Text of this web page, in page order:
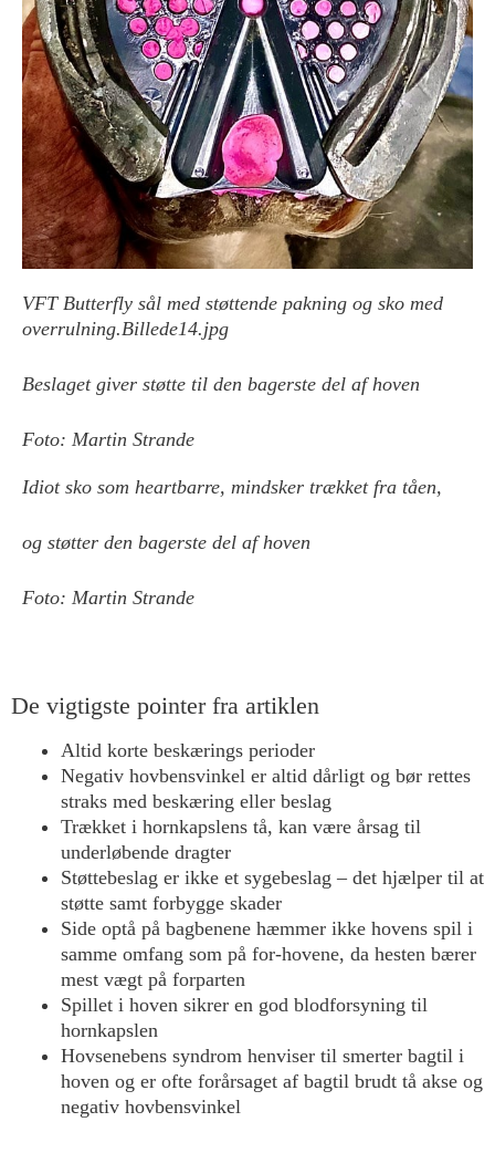
VFT Butterfly sål med støttende pakning og sko med
overrulning.Billede14.jpg
Beslaget giver støtte til den bagerste del af hoven
Foto: Martin Strande
Idiot sko som heartbarre, mindsker trækket fra tåen,
og støtter den bagerste del af hoven
Foto: Martin Strande
De vigtigste pointer fra artiklen
Altid korte beskærings perioder
Negativ hovbensvinkel er altid dårligt og bør rettes
straks med beskæring eller beslag
Trækket i hornkapslens tå, kan være årsag til
underløbende dragter
Støttebeslag er ikke et sygebeslag – det hjælper til at
støtte samt forbygge skader
Side optå på bagbenene hæmmer ikke hovens spil i
samme omfang som på for-hovene, da hesten bærer
mest vægt på forparten
Spillet i hoven sikrer en god blodforsyning til
hornkapslen
Hovsenebens syndrom henviser til smerter bagtil i
hoven og er ofte forårsaget af bagtil brudt tå akse og
negativ hovbensvinkel